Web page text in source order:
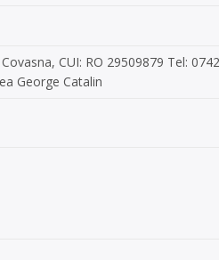
CUI: RO 29509879 Tel:
George Catalin